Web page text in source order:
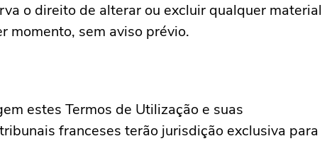
o direito de alterar ou excluir qualquer material
momento, sem aviso prévio.
estes Termos de Utilização e suas
franceses terão jurisdição exclusiva para